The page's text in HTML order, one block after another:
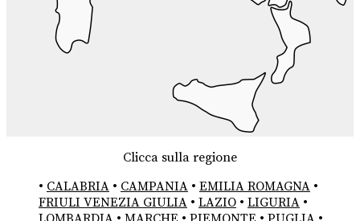
Clicca sulla regione
• CALABRIA • CAMPANIA • EMILIA ROMAGNA •
FRIULI VENEZIA GIULIA • LAZIO • LIGURIA •